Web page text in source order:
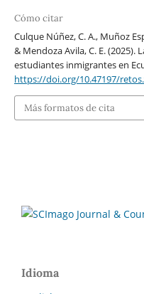
Cómo citar
Culque Núñez, C. A., Muñoz
& Mendoza Avila, C. E. (2025).
estudiantes inmigrantes en
https://doi.org/10.47197/
Más formatos de cita
Idioma